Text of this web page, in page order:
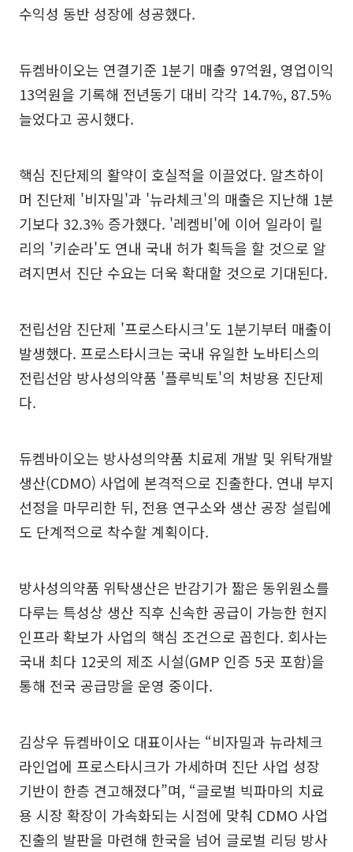
수익성 동반 성장에 성공했다.
듀켐바이오는 연결기준 1분기 매출 97억원, 영업이익
13억원을 기록해 전년동기 대비 각각 14.7%, 87.5%
늘었다고 공시했다.
핵심 진단제의 활약이 호실적을 이끌었다. 알츠하이
머 진단제 '비자밀'과 '뉴라체크'의 매출은 지난해 1분
기보다 32.3% 증가했다. '레켐비'에 이어 일라이 릴
리의 '키순라'도 연내 국내 허가 획득을 할 것으로 알
려지면서 진단 수요는 더욱 확대할 것으로 기대된다.
전립선암 진단제 '프로스타시크'도 1분기부터 매출이
발생했다. 프로스타시크는 국내 유일한 노바티스의
전립선암 방사성의약품 '플루빅토'의 처방용 진단제
다.
듀켐바이오는 방사성의약품 치료제 개발 및 위탁개발
생산(CDMO) 사업에 본격적으로 진출한다. 연내 부지
선정을 마무리한 뒤, 전용 연구소와 생산 공장 설립에
도 단계적으로 착수할 계획이다.
방사성의약품 위탁생산은 반감기가 짧은 동위원소를
다루는 특성상 생산 직후 신속한 공급이 가능한 현지
인프라 확보가 사업의 핵심 조건으로 꼽힌다. 회사는
국내 최다 12곳의 제조 시설(GMP 인증 5곳 포함)을
통해 전국 공급망을 운영 중이다.
김상우 듀켐바이오 대표이사는 “비자밀과 뉴라체크
라인업에 프로스타시크가 가세하며 진단 사업 성장
기반이 한층 견고해졌다”며, “글로벌 빅파마의 치료
용 시장 확장이 가속화되는 시점에 맞춰 CDMO 사업
진출의 발판을 마련해 한국을 넘어 글로벌 리딩 방사